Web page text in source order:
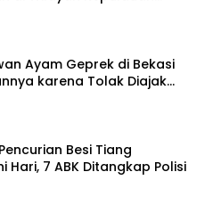
Ayam Geprek di Bekasi
karena Tolak Diajak
Besi Tiang
Hari, 7 ABK Ditangkap Polisi